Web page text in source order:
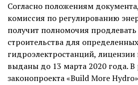
Согласно положениям
комиссия по регулированию
получит полномочия
строительства для определенных
гидроэлектростанций,
выданы до 13 марта 2020 года. В
законопроекта «Build More